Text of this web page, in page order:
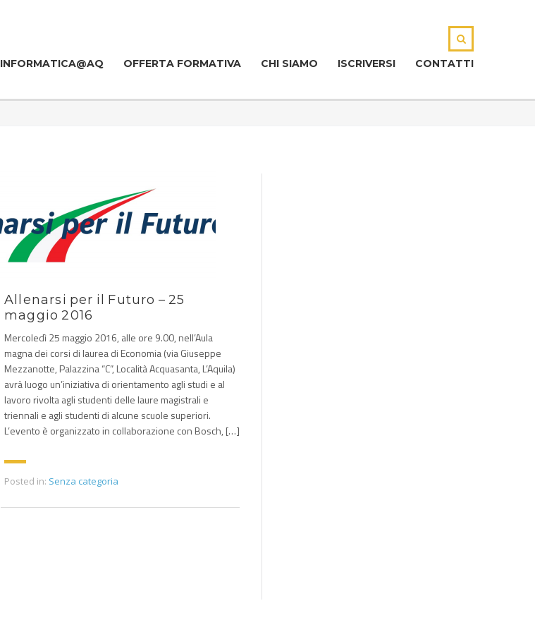
INFORMATICA@AQ OFFERTA FORMATIVA CHI SIAMO ISCRIVERSI CONTATTI
Allenarsi per il Futuro – 25
maggio 2016
Mercoledì 25 maggio 2016, alle ore 9.00, nell’Aula
magna dei corsi di laurea di Economia (via Giuseppe
Mezzanotte, Palazzina “C”, Località Acquasanta, L’Aquila)
avrà luogo un’iniziativa di orientamento agli studi e al
lavoro rivolta agli studenti delle laure magistrali e
triennali e agli studenti di alcune scuole superiori.
L’evento è organizzato in collaborazione con Bosch, […]
Posted in: Senza categoria